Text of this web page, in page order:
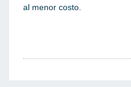
al menor costo.